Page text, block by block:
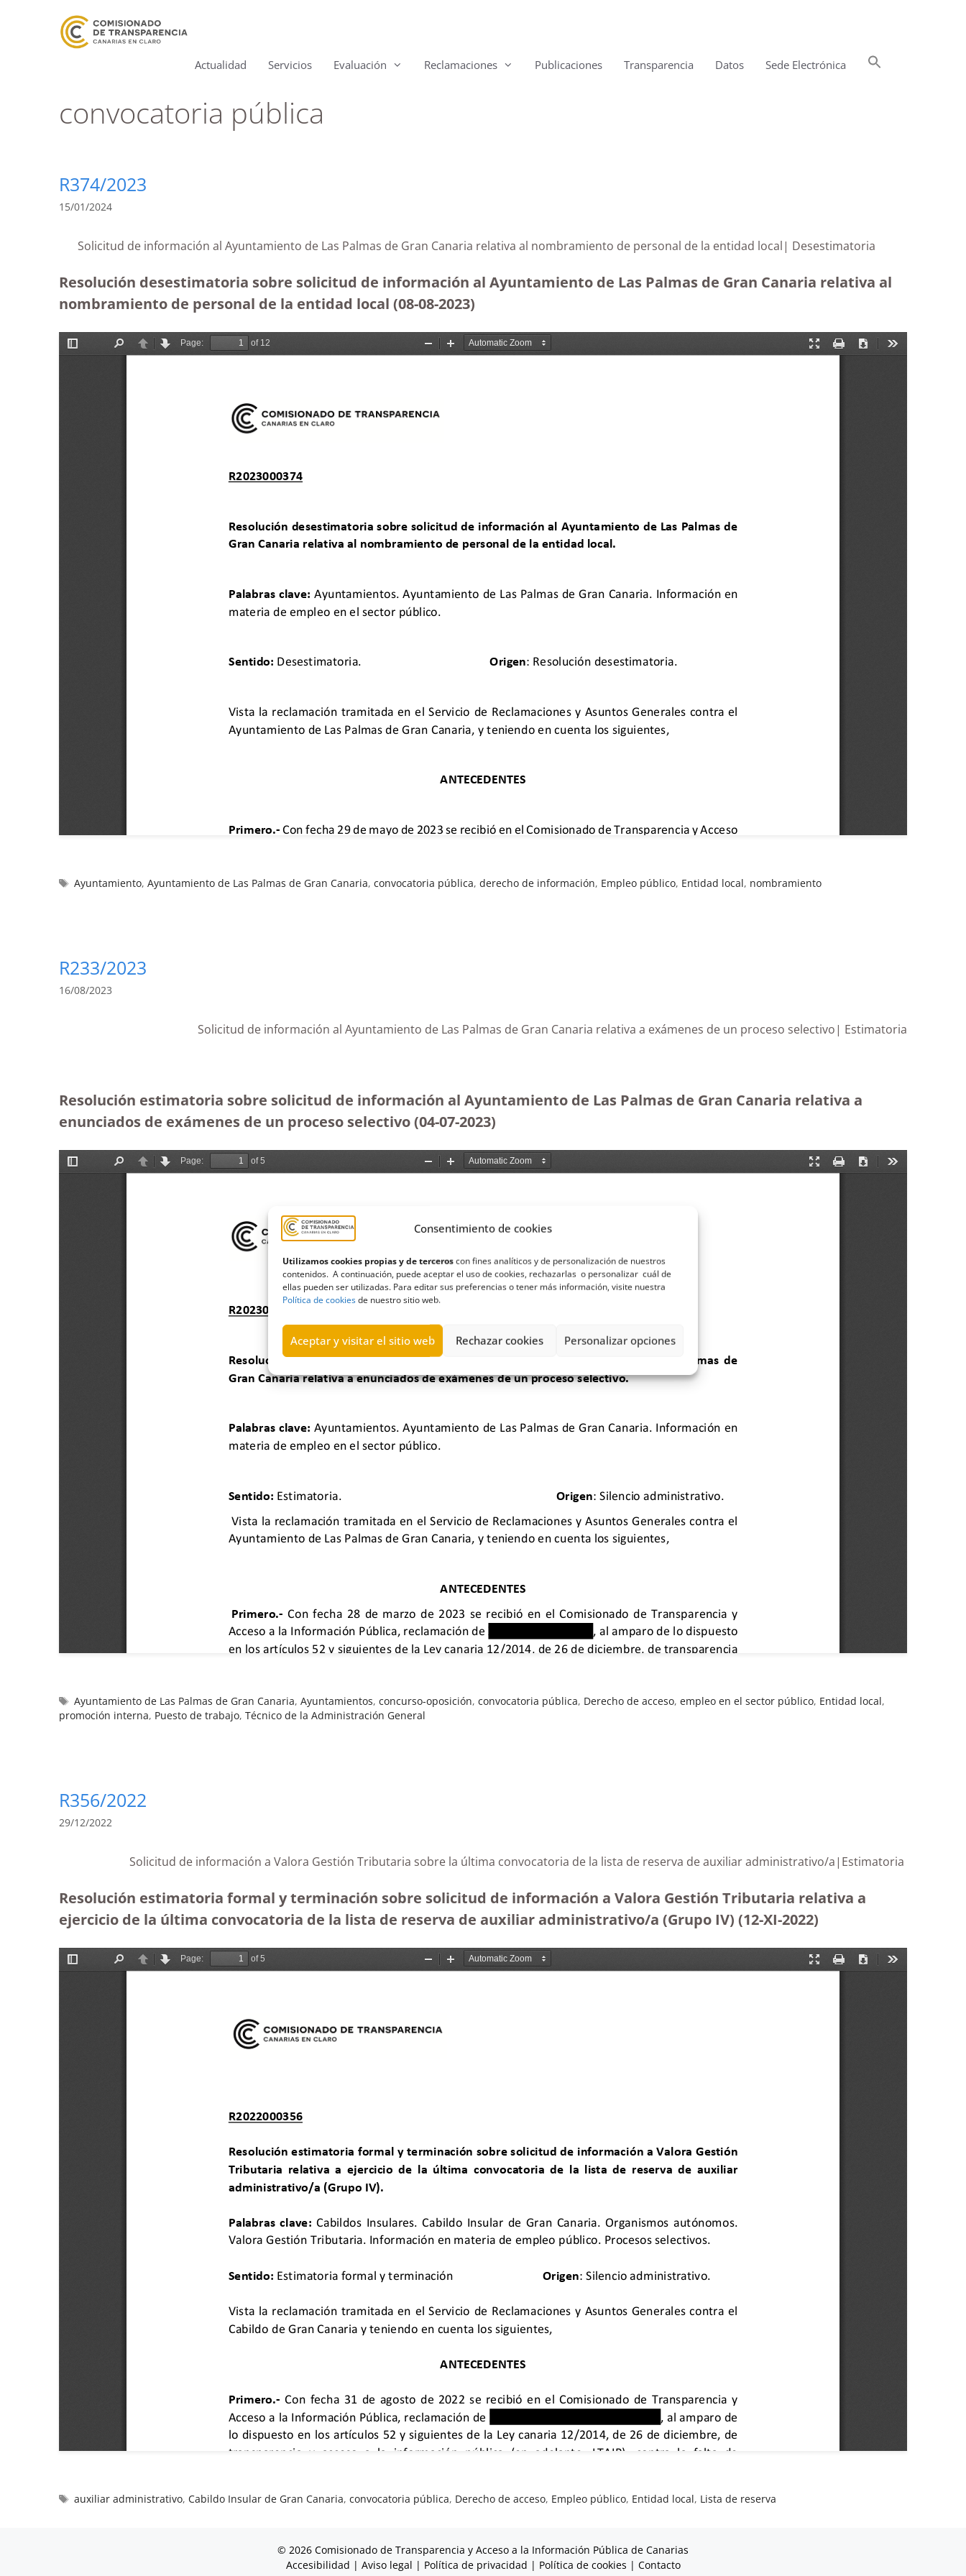
Consentimiento de cookies
Utilizamos cookies propias y de terceroscon fines analíticos y de personalización de nuestros
contenidos. A continuación, puede aceptar el uso de cookies, rechazarlas o personalizar cuál de
ellas pueden ser utilizadas. Para editar sus preferencias o tener más información, visite nuestra
Política de cookiesde nuestro sitio web.
Aceptar y visitar el sitio web Rechazar cookies Personalizar opciones
Actualidad Servicios Evaluación Reclamaciones Publicaciones Transparencia Datos Sede Electrónica
convocatoria pública
R374/2023
15/01/2024
Solicitud de información al Ayuntamiento de Las Palmas de Gran Canaria relativa al nombramiento de personal de la entidad local| Desestimatoria
Resolución desestimatoria sobre solicitud de información al Ayuntamiento de Las Palmas de Gran Canaria relativa al
nombramiento de personal de la entidad local (08-08-2023)
Ayuntamiento,Ayuntamiento de Las Palmas de Gran Canaria,convocatoria pública,derecho de información, Empleo público, Entidad local, nombramiento
R233/2023
16/08/2023
Solicitud de información al Ayuntamiento de Las Palmas de Gran Canaria relativa a exámenes de un proceso selectivo| Estimatoria
Resolución estimatoria sobre solicitud de información al Ayuntamiento de Las Palmas de Gran Canaria relativa a
enunciados de exámenes de un proceso selectivo (04-07-2023)
Ayuntamiento de Las Palmas de Gran Canaria,Ayuntamientos,concurso-oposición,convocatoria pública, Derecho de acceso,empleo en el sector público, Entidad local,
promoción interna, Puesto de trabajo, Técnico de la Administración General
R356/2022
29/12/2022
Solicitud de información a Valora Gestión Tributaria sobre la última convocatoria de la lista de reserva de auxiliar administrativo/a|Estimatoria
Resolución estimatoria formal y terminación sobre solicitud de información a Valora Gestión Tributaria relativa a
ejercicio de la última convocatoria de la lista de reserva de auxiliar administrativo/a (Grupo IV) (12-XI-2022)
auxiliar administrativo,Cabildo Insular de Gran Canaria,convocatoria pública, Derecho de acceso, Empleo público, Entidad local, Lista de reserva
© 2026 Comisionado de Transparencia y Acceso a la Información Pública de Canarias
Accesibilidad | Aviso legal | Política de privacidad | Política de cookies | Contacto